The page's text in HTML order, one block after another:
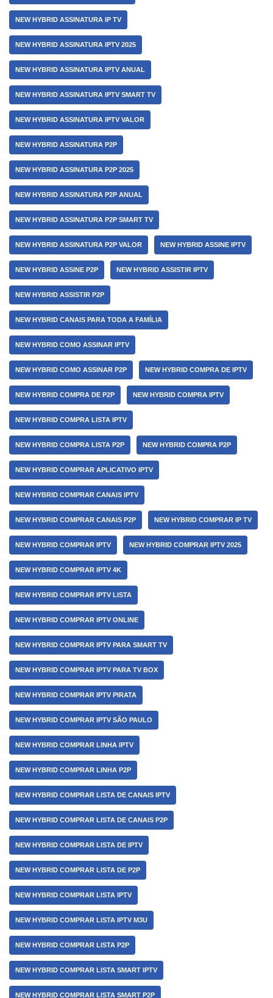
NEW HYBRID ASSINATURA IP TV
NEW HYBRID ASSINATURA IPTV 2025
NEW HYBRID ASSINATURA IPTV ANUAL
NEW HYBRID ASSINATURA IPTV SMART TV
NEW HYBRID ASSINATURA IPTV VALOR
NEW HYBRID ASSINATURA P2P
NEW HYBRID ASSINATURA P2P 2025
NEW HYBRID ASSINATURA P2P ANUAL
NEW HYBRID ASSINATURA P2P SMART TV
NEW HYBRID ASSINATURA P2P VALOR NEW HYBRID ASSINE IPTV
NEW HYBRID ASSINE P2P NEW HYBRID ASSISTIR IPTV
NEW HYBRID ASSISTIR P2P
NEW HYBRID CANAIS PARA TODA A FAMÍLIA
NEW HYBRID COMO ASSINAR IPTV
NEW HYBRID COMO ASSINAR P2P NEW HYBRID COMPRA DE IPTV
NEW HYBRID COMPRA DE P2P NEW HYBRID COMPRA IPTV
NEW HYBRID COMPRA LISTA IPTV
NEW HYBRID COMPRA LISTA P2P NEW HYBRID COMPRA P2P
NEW HYBRID COMPRAR APLICATIVO IPTV
NEW HYBRID COMPRAR CANAIS IPTV
NEW HYBRID COMPRAR CANAIS P2P NEW HYBRID COMPRAR IP TV
NEW HYBRID COMPRAR IPTV NEW HYBRID COMPRAR IPTV 2025
NEW HYBRID COMPRAR IPTV 4K
NEW HYBRID COMPRAR IPTV LISTA
NEW HYBRID COMPRAR IPTV ONLINE
NEW HYBRID COMPRAR IPTV PARA SMART TV
NEW HYBRID COMPRAR IPTV PARA TV BOX
NEW HYBRID COMPRAR IPTV PIRATA
NEW HYBRID COMPRAR IPTV SÃO PAULO
NEW HYBRID COMPRAR LINHA IPTV
NEW HYBRID COMPRAR LINHA P2P
NEW HYBRID COMPRAR LISTA DE CANAIS IPTV
NEW HYBRID COMPRAR LISTA DE CANAIS P2P
NEW HYBRID COMPRAR LISTA DE IPTV
NEW HYBRID COMPRAR LISTA DE P2P
NEW HYBRID COMPRAR LISTA IPTV
NEW HYBRID COMPRAR LISTA IPTV M3U
NEW HYBRID COMPRAR LISTA P2P
NEW HYBRID COMPRAR LISTA SMART IPTV
NEW HYBRID COMPRAR LISTA SMART P2P